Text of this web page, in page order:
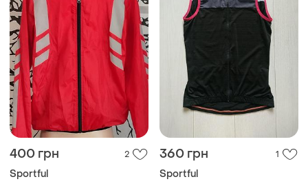
400 грн 2
Sportful
360 грн 1
Sportful